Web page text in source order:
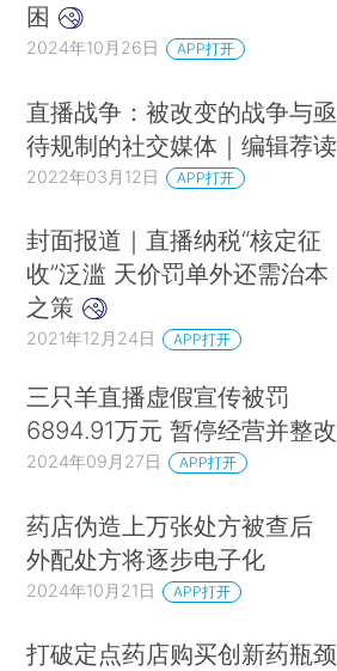
困
2024年10月26日 APP打开
直播战争：被改变的战争与亟
待规制的社交媒体｜编辑荐读
2022年03月12日 APP打开
封面报道｜直播纳税“核定征
收”泛滥 天价罚单外还需治本
之策
2021年12月24日 APP打开
三只羊直播虚假宣传被罚
6894.91万元 暂停经营并整改
2024年09月27日 APP打开
药店伪造上万张处方被查后
外配处方将逐步电子化
2024年10月21日 APP打开
打破定点药店购买创新药瓶颈